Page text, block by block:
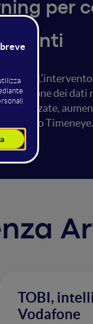
per
utenti
dei
il caso Timeneye.
TOBI,
Vodafone